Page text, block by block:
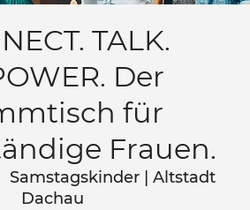
TALK.
Der
für
Frauen.
Samstagskinder | Altstadt
Dachau